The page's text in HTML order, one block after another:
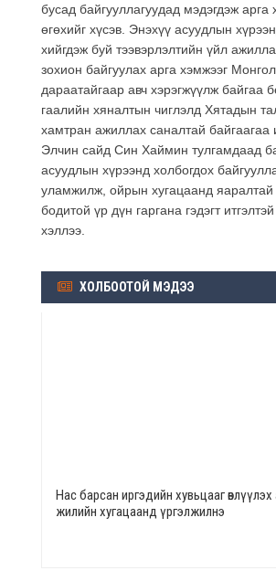
бусад байгууллагуудад мэдэгдэж арга
өгөхийг хүсэв. Энэхүү асуудлын
хийгдэж буй тээвэрлэлтийн үйл
зохион байгуулах арга хэмжээг
дараатайгаар авч хэрэгжүүлж байгаа
гаалийн хяналтын чиглэлд Хятадын
хамтран ажиллах саналтай байгаагаа
Элчин сайд Син Хаймин тулгамдаад
асуудлын хүрээнд холбогдох
уламжилж, ойрын хугацаанд яаралтай
бодитой үр дүн гаргана гэдэгт
хэллээ.
ХОЛБООТОЙ МЭДЭЭ
Нас барсан иргэдийн хувьцааг
жилийн хугацаанд үргэлжилнэ